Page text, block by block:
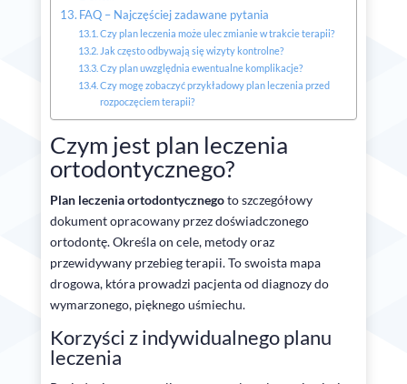
FAQ – Najczęściej zadawane pytania
Czy plan leczenia może ulec zmianie w trakcie terapii?
Jak często odbywają się wizyty kontrolne?
Czy plan uwzględnia ewentualne komplikacje?
Czy mogę zobaczyć przykładowy plan leczenia przed
rozpoczęciem terapii?
Czym jest plan leczenia
ortodontycznego?
Plan leczenia ortodontycznegoto szczegółowy
dokument opracowany przez doświadczonego
ortodontę. Określa on cele, metody oraz
przewidywany przebieg terapii. To swoista mapa
drogowa, która prowadzi pacjenta od diagnozy do
wymarzonego, pięknego uśmiechu.
Korzyści z indywidualnego planu
leczenia